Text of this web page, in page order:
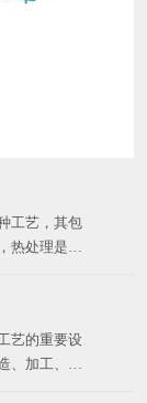
工艺，其包
热处理是针
片衬底界
一个薄膜转
艺的重要设
、加工、热